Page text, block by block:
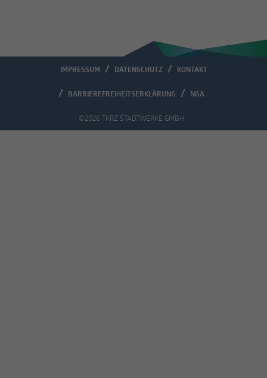
©2026 TKRZ STADTWERKE GMBH
IMPRESSUM DATENSCHUTZ KONTAKT
BARRIEREFREIHEITSERKLÄRUNG NGA